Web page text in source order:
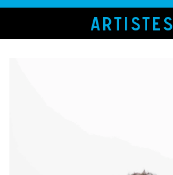
Artistes